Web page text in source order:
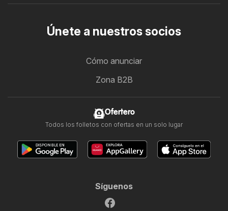
Únete a nuestros socios
Cómo anunciar
Zona B2B
Ofertero
Todos los folletos con ofertas en un solo lugar
Síguenos